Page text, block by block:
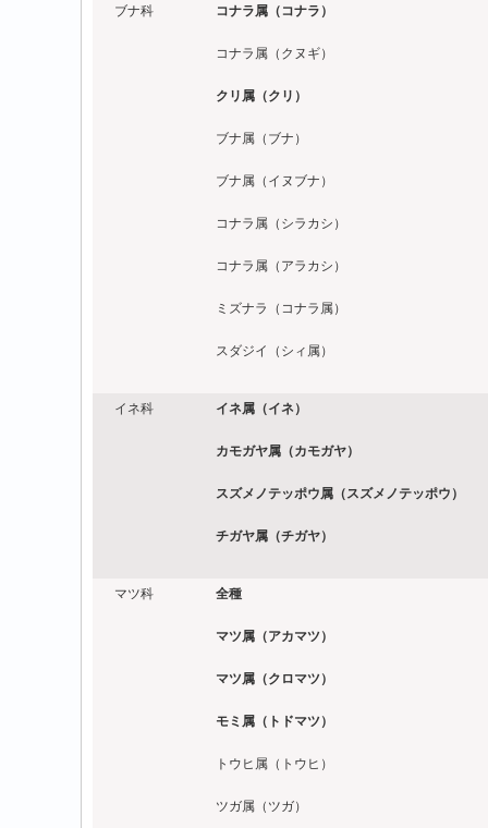
ブナ科 コナラ属（コナラ）
コナラ属（クヌギ）
クリ属（クリ）
ブナ属（ブナ）
ブナ属（イヌブナ）
コナラ属（シラカシ）
コナラ属（アラカシ）
ミズナラ（コナラ属）
スダジイ（シィ属）
イネ科 イネ属（イネ）
カモガヤ属（カモガヤ）
スズメノテッポウ属（スズメノテッポウ）
チガヤ属（チガヤ）
マツ科 全種
マツ属（アカマツ）
マツ属（クロマツ）
モミ属（トドマツ）
トウヒ属（トウヒ）
ツガ属（ツガ）